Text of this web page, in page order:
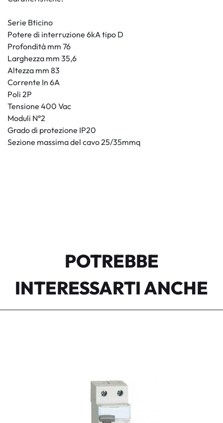
Serie Bticino
Potere di interruzione 6kA tipo D
Profondità mm 76
Larghezza mm 35,6
Altezza mm 83
Corrente In 6A
Poli 2P
Tensione 400 Vac
Moduli N°2
Grado di protezione IP20
Sezione massima del cavo 25/35mmq
POTREBBE
INTERESSARTI ANCHE